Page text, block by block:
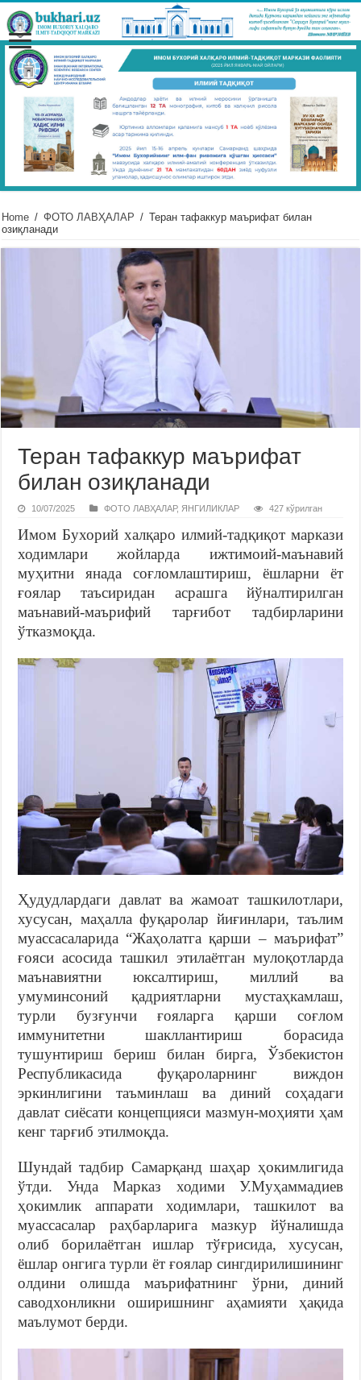
Home / ФОТО ЛАВҲАЛАР / Теран тафаккур маърифат билан
озиқланади
Теран тафаккур маърифат
билан озиқланади
10/07/2025 ФОТО ЛАВҲАЛАР, ЯНГИЛИКЛАР 427 кўрилган
Имом Бухорий халқаро илмий-тадқиқот маркази
ходимлари жойларда ижтимоий-маънавий
муҳитни янада соғломлаштириш, ёшларни ёт
ғоялар таъсиридан асрашга йўналтирилган
маънавий-маърифий тарғибот тадбирларини
ўтказмоқда.
Ҳудудлардаги давлат ва жамоат ташкилотлари,
хусусан, маҳалла фуқаролар йиғинлари, таълим
муассасаларида “Жаҳолатга қарши – маърифат”
ғояси асосида ташкил этилаётган мулоқотларда
маънавиятни юксалтириш, миллий ва
умуминсоний қадриятларни мустаҳкамлаш,
турли бузғунчи ғояларга қарши соғлом
иммунитетни шакллантириш борасида
тушунтириш бериш билан бирга, Ўзбекистон
Республикасида фуқароларнинг виждон
эркинлигини таъминлаш ва диний соҳадаги
давлат сиёсати концепцияси мазмун-моҳияти ҳам
кенг тарғиб этилмоқда.
Шундай тадбир Самарқанд шаҳар ҳокимлигида
ўтди. Унда Марказ ходими У.Муҳаммадиев
ҳокимлик аппарати ходимлари, ташкилот ва
муассасалар раҳбарларига мазкур йўналишда
олиб борилаётган ишлар тўғрисида, хусусан,
ёшлар онгига турли ёт ғоялар сингдирилишининг
олдини олишда маърифатнинг ўрни, диний
саводхонликни оширишнинг аҳамияти ҳақида
маълумот берди.